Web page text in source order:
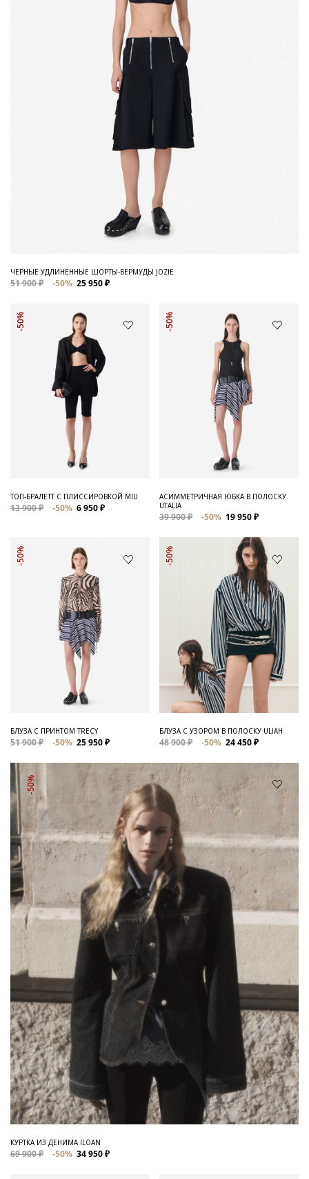
ЧЕРНЫЕ УДЛИНЕННЫЕ ШОРТЫ-БЕРМУДЫ JOZIE
51 900 ₽ -50% 25 950 ₽
-50%
ТОП-БРАЛЕТТ С ПЛИССИРОВКОЙ MIU
13 900 ₽ -50% 6 950 ₽
-50%
АСИММЕТРИЧНАЯ ЮБКА В ПОЛОСКУ
UTALIA
39 900 ₽ -50% 19 950 ₽
-50%
БЛУЗА С ПРИНТОМ TRECY
51 900 ₽ -50% 25 950 ₽
-50%
БЛУЗА С УЗОРОМ В ПОЛОСКУ ULIAH
48 900 ₽ -50% 24 450 ₽
-50%
КУРТКА ИЗ ДЕНИМА ILOAN
69 900 ₽ -50% 34 950 ₽